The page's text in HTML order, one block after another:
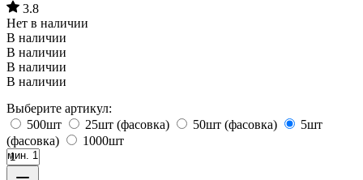
3.8
Нет в наличии
В наличии
В наличии
В наличии
В наличии
Выберите артикул:
500шт
25шт (фасовка) 50шт (фасовка)
5шт
(фасовка)
1000шт
мин. 1